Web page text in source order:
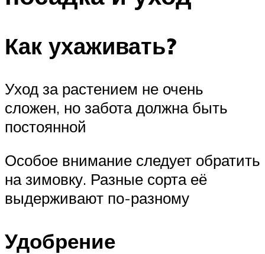
Как ухаживать?
Уход за растением не очень
сложен, но забота должна быть
постоянной
Особое внимание следует обратить
на зимовку. Разные сорта её
выдерживают по-разному
Удобрение